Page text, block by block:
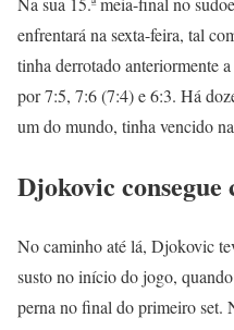
enfrentará na sexta-feira, tal
tinha derrotado anteriormente
por 7:5, 7:6 (7:4) e 6:3. Há
um do mundo, tinha vencido
Djokovic
No caminho até lá, Djokovic
susto no início do jogo,
perna no final do primeiro set.